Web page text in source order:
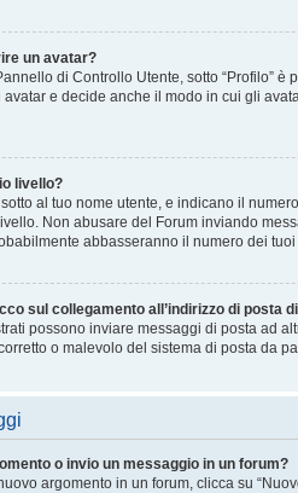
un avatar?
di Controllo Utente, sotto “Profilo”
e decide anche il modo in cui gli
livello?
sotto al tuo nome utente, e indicano il
Non abusare del Forum inviando
abbasseranno il numero dei
sul collegamento all’indirizzo di
possono inviare messaggi di posta ad
o malevolo del sistema di posta da
o invio un messaggio in un forum?
argomento in un forum, clicca su